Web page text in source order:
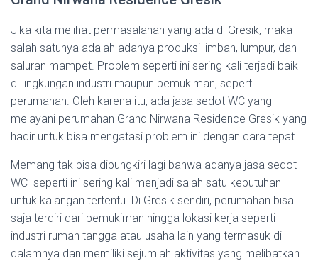
Jika kita melihat permasalahan yang ada di Gresik, maka
salah satunya adalah adanya produksi limbah, lumpur, dan
saluran mampet. Problem seperti ini sering kali terjadi baik
di lingkungan industri maupun pemukiman, seperti
perumahan. Oleh karena itu, ada jasa sedot WC yang
melayani perumahan Grand Nirwana Residence Gresik yang
hadir untuk bisa mengatasi problem ini dengan cara tepat.
Memang tak bisa dipungkiri lagi bahwa adanya jasa sedot
WC seperti ini sering kali menjadi salah satu kebutuhan
untuk kalangan tertentu. Di Gresik sendiri, perumahan bisa
saja terdiri dari pemukiman hingga lokasi kerja seperti
industri rumah tangga atau usaha lain yang termasuk di
dalamnya dan memiliki sejumlah aktivitas yang melibatkan